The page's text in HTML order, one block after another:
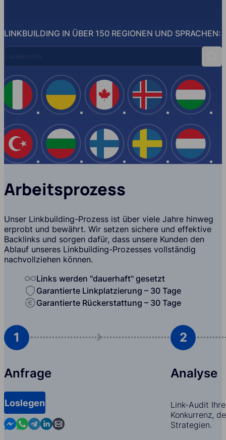
LINKBUILDING IN ÜBER 150 REGIONEN UND SPRACHEN:
Spanien
USA
Italien
Türkei
Ukraine
Bulgarien
Kanada
Finnland
Island
Arbeitsprozess
Unser Linkbuilding-Prozess ist über viele Jahre hinweg
erprobt und bewährt. Wir setzen sichere und effektive
Backlinks und sorgen dafür, dass unsere Kunden den
Ablauf unseres Linkbuilding-Prozesses vollständig
nachvollziehen können.
Links werden "dauerhaft" gesetzt
Garantierte Linkplatzierung – 30 Tage
Garantierte Rückerstattung – 30 Tage
1
Anfrage
Loslegen
Contact us in Messenger
Contact us in WhatsApp
Contact us in Telegram
Contact us in Linkedin
Contact us by email
2
Analyse
Link-Audit
Konkurrenz,
Strategien.